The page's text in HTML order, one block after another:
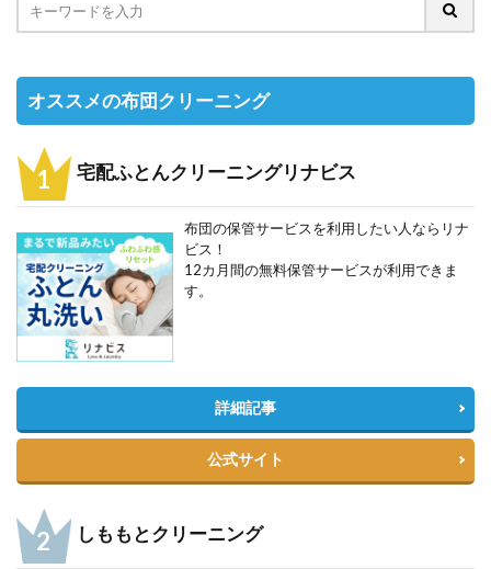
オススメの布団クリーニング
宅配ふとんクリーニングリナビス
布団の保管サービスを利用したい人ならリナ
ビス！
12カ月間の無料保管サービスが利用できま
す。
詳細記事
公式サイト
しももとクリーニング